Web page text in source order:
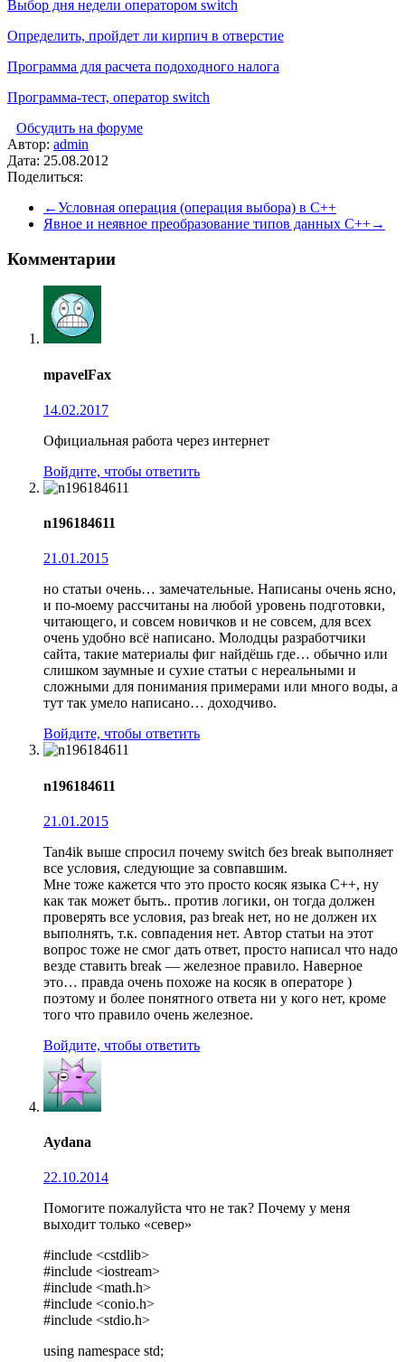
Выбор дня недели оператором switch
Определить, пройдет ли кирпич в отверстие
Программа для расчета подоходного налога
Программа-тест, оператор switch
Обсудить на форуме
Автор: admin
Дата: 25.08.2012
Поделиться:
←Условная операция (операция выбора) в С++
Явное и неявное преобразование типов данных C++→
Комментарии
mpavelFax
14.02.2017
Официальная работа через интернет
Войдите, чтобы ответить
n196184611
21.01.2015
но статьи очень… замечательные. Написаны очень ясно,
и по-моему рассчитаны на любой уровень подготовки,
читающего, и совсем новичков и не совсем, для всех
очень удобно всё написано. Молодцы разработчики
сайта, такие материалы фиг найдёшь где… обычно или
слишком заумные и сухие статьи с нереальными и
сложными для понимания примерами или много воды, а
тут так умело написано… доходчиво.
Войдите, чтобы ответить
n196184611
21.01.2015
Tan4ik выше спросил почему switch без break выполняет
все условия, следующие за совпавшим.
Мне тоже кажется что это просто косяк языка С++, ну
как так может быть.. против логики, он тогда должен
проверять все условия, раз break нет, но не должен их
выполнять, т.к. совпадения нет. Автор статьи на этот
вопрос тоже не смог дать ответ, просто написал что надо
везде ставить break — железное правило. Наверное
это… правда очень похоже на косяк в операторе )
поэтому и более понятного ответа ни у кого нет, кроме
того что правило очень железное.
Войдите, чтобы ответить
Aydana
22.10.2014
Помогите пожалуйста что не так? Почему у меня
выходит только «север»
#include <cstdlib>
#include <iostream>
#include <math.h>
#include <conio.h>
#include <stdio.h>
using namespace std;